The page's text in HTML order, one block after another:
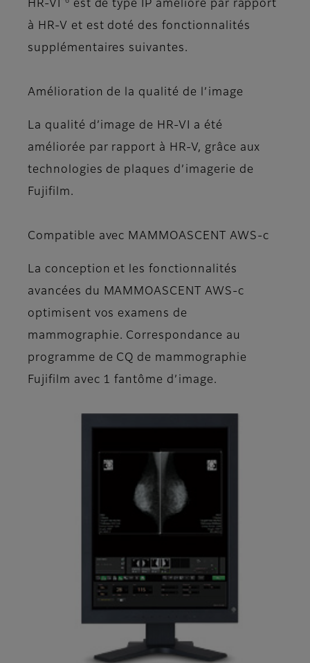
HR-VI
est de type IP amélioré par rapport
à HR-V et est doté des fonctionnalités
supplémentaires suivantes.
Amélioration de la qualité de l’image
La qualité d’image de HR-VI a été
améliorée par rapport à HR-V, grâce aux
technologies de plaques d’imagerie de
Fujifilm.
Compatible avec MAMMOASCENT AWS-c
La conception et les fonctionnalités
avancées du MAMMOASCENT AWS-c
optimisent vos examens de
mammographie. Correspondance au
programme de CQ de mammographie
Fujifilm avec 1 fantôme d’image.